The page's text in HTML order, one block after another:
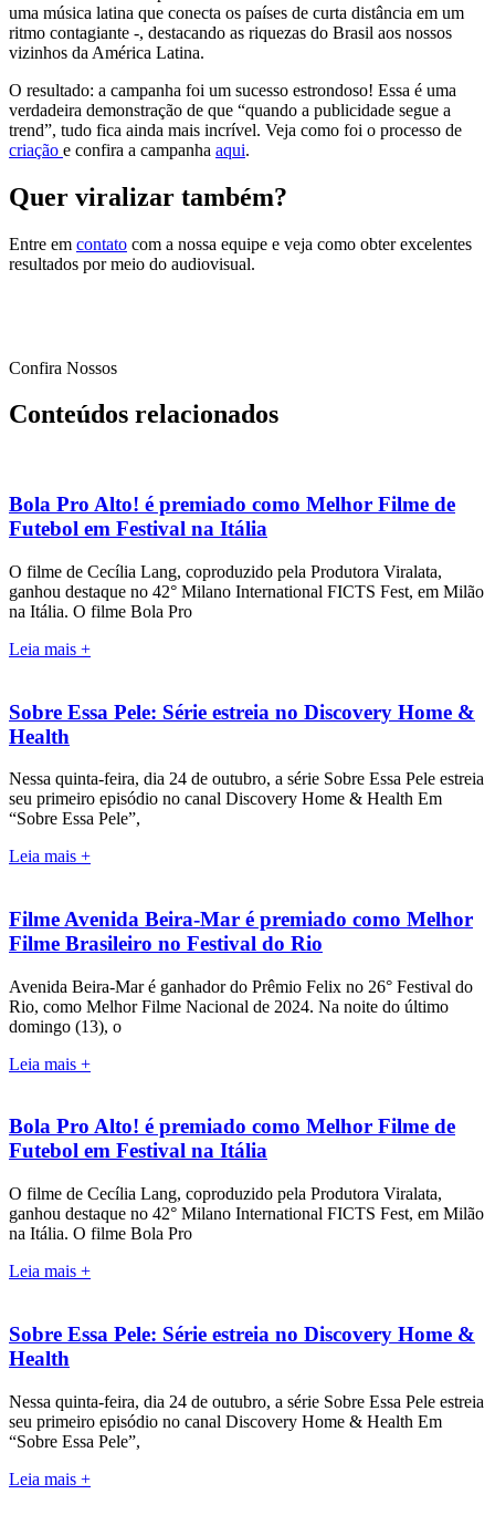
uma música latina que conecta os países de curta distância em um
ritmo contagiante -, destacando as riquezas do Brasil aos nossos
vizinhos da América Latina.
O resultado: a campanha foi um sucesso estrondoso! Essa é uma
verdadeira demonstração de que “quando a publicidade segue a
trend”, tudo fica ainda mais incrível. Veja como foi o processo de
criação e confira a campanha aqui.
Quer viralizar também?
Entre em contato com a nossa equipe e veja como obter excelentes
resultados por meio do audiovisual.
Confira Nossos
Conteúdos relacionados
Bola Pro Alto! é premiado como Melhor Filme de
Futebol em Festival na Itália
O filme de Cecília Lang, coproduzido pela Produtora Viralata,
ganhou destaque no 42° Milano International FICTS Fest, em Milão
na Itália. O filme Bola Pro
Leia mais +
Sobre Essa Pele: Série estreia no Discovery Home &
Health
Nessa quinta-feira, dia 24 de outubro, a série Sobre Essa Pele estreia
seu primeiro episódio no canal Discovery Home & Health Em
“Sobre Essa Pele”,
Leia mais +
Filme Avenida Beira-Mar é premiado como Melhor
Filme Brasileiro no Festival do Rio
Avenida Beira-Mar é ganhador do Prêmio Felix no 26° Festival do
Rio, como Melhor Filme Nacional de 2024. Na noite do último
domingo (13), o
Leia mais +
Bola Pro Alto! é premiado como Melhor Filme de
Futebol em Festival na Itália
O filme de Cecília Lang, coproduzido pela Produtora Viralata,
ganhou destaque no 42° Milano International FICTS Fest, em Milão
na Itália. O filme Bola Pro
Leia mais +
Sobre Essa Pele: Série estreia no Discovery Home &
Health
Nessa quinta-feira, dia 24 de outubro, a série Sobre Essa Pele estreia
seu primeiro episódio no canal Discovery Home & Health Em
“Sobre Essa Pele”,
Leia mais +